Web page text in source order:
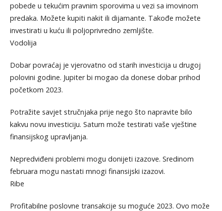
pobede u tekućim pravnim sporovima u vezi sa imovinom
predaka. Možete kupiti nakit ili dijamante. Takođe možete
investirati u kuću ili poljoprivredno zemljište.
Vodolija
Dobar povraćaj je vjerovatno od starih investicija u drugoj
polovini godine. Jupiter bi mogao da donese dobar prihod
početkom 2023.
Potražite savjet stručnjaka prije nego što napravite bilo
kakvu novu investiciju. Saturn može testirati vaše vještine
finansijskog upravljanja.
Nepredviđeni problemi mogu donijeti izazove. Sredinom
februara mogu nastati mnogi finansijski izazovi.
Ribe
Profitabilne poslovne transakcije su moguće 2023. Ovo može